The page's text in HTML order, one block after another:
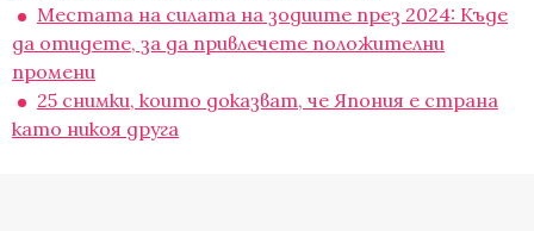
Местата на силата на зодиите през 2024: Къде
да отидете, за да привлечете положителни
промени
25 снимки, които доказват, че Япония е страна
като никоя друга